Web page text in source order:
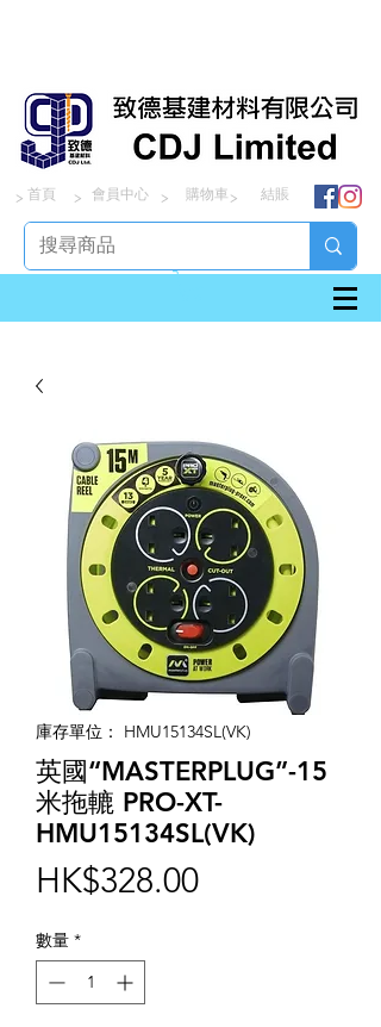
> > > >
首頁 會員中心 購物車 結賬
庫存單位： HMU15134SL(VK)
英國“MASTERPLUG”-15
米拖轆 PRO-XT-
HMU15134SL(VK)
HK$328.00價
數量 *